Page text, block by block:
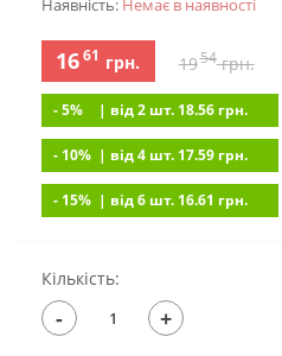
Наявність: Немає в наявностi
1661 грн. 1954грн.
- 5% | вiд 2 шт. 18.56 грн.
- 10% | вiд 4 шт. 17.59 грн.
- 15% | вiд 6 шт. 16.61 грн.
Кількість:
- +